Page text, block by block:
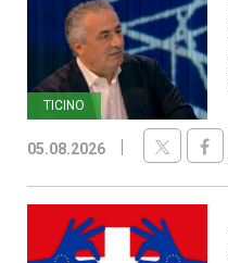
TICINO
05.08.2026